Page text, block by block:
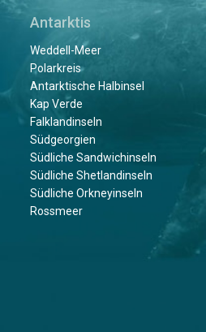
Antarktis
Weddell-Meer
Polarkreis
Antarktische Halbinsel
Kap Verde
Falklandinseln
Südgeorgien
Südliche Sandwichinseln
Südliche Shetlandinseln
Südliche Orkneyinseln
Rossmeer